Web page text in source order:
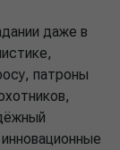
даже в
патроны